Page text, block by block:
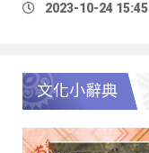
2023-10-24 15:45
文化小辭典